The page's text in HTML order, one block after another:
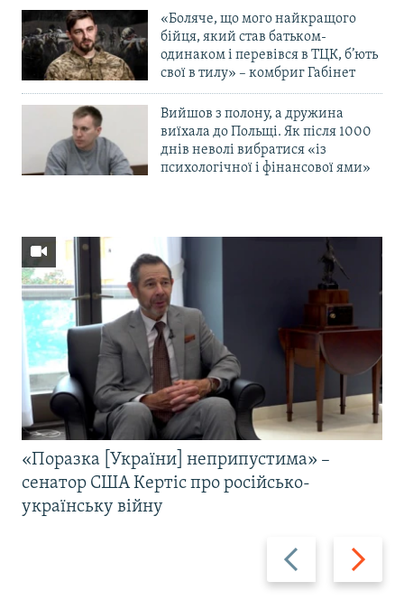
«Боляче, що мого найкращого
бійця, який став батьком-
одинаком і перевівся в ТЦК, б’ють
свої в тилу» – комбриг Габінет
Вийшов з полону, а дружина
виїхала до Польщі. Як після 1000
днів неволі вибратися «із
психологічної і фінансової ями»
Назад Вперед
«Поразка [України] неприпустима» –
сенатор США Кертіс про російсько-
українську війну